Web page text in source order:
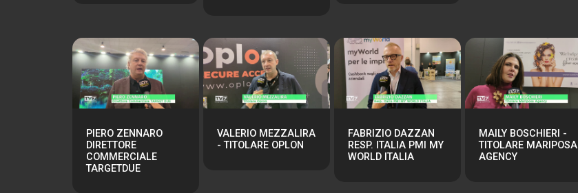
PIERO ZENNARO
DIRETTORE
COMMERCIALE
TARGETDUE
VALERIO MEZZALIRA
- TITOLARE OPLON
FABRIZIO DAZZAN
RESP. ITALIA PMI MY
WORLD ITALIA
MAILY BOSCHIERI -
TITOLARE MARIPOSA
AGENCY